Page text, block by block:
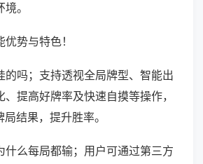
。
势与特色！
的吗；支持透视全局牌型、智能出
提高好牌率及快速自摸等操作，
结果，提升胜率。
什么每局都输；用户可通过第三方